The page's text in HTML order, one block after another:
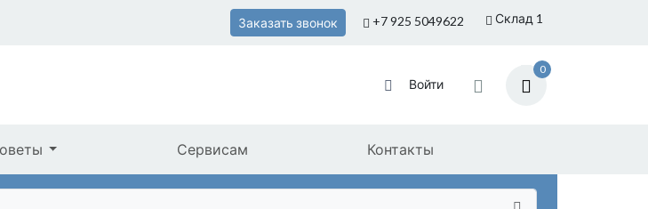
Склад 1
Заказать звонок +7 925 5049622
Войти
0
Сервисам Контакты